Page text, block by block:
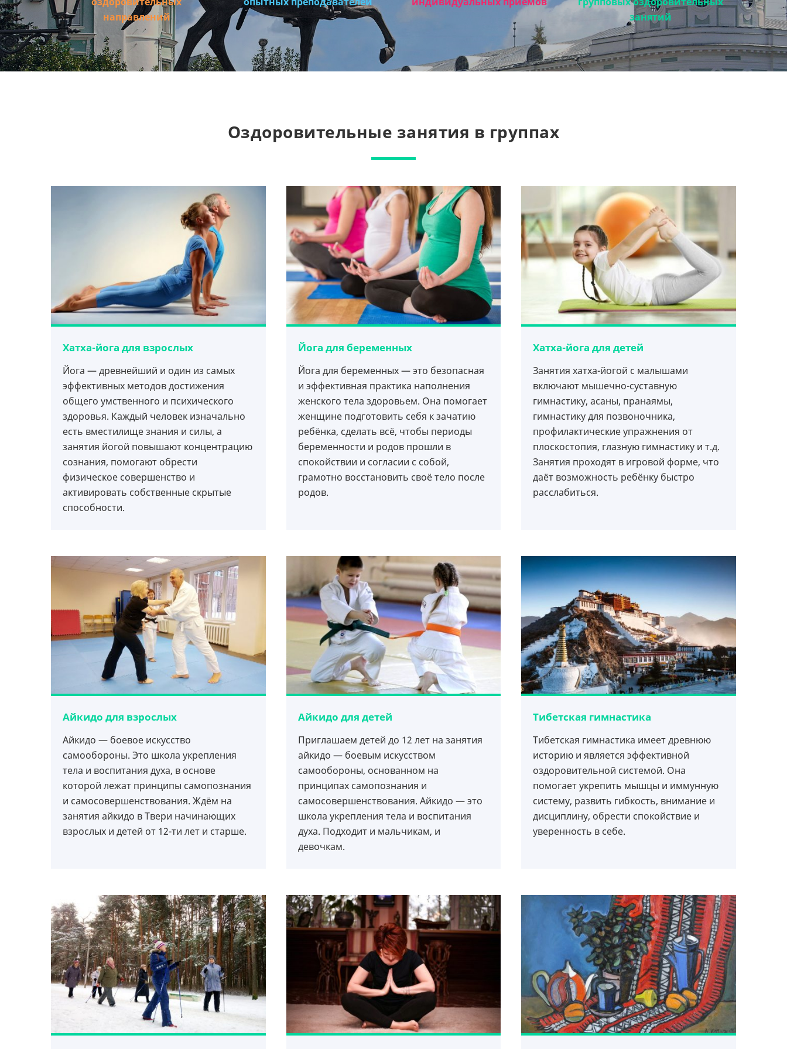
направлений
занятий
Оздоровительные занятия в группах
Хатха-йога для взрослых
Йога — древнейший и один из самых
эффективных методов достижения
общего умственного и психического
здоровья. Каждый человек изначально
есть вместилище знания и силы, а
занятия йогой повышают концентрацию
сознания, помогают обрести
физическое совершенство и
активировать собственные скрытые
способности.
Йога для беременных
Йога для беременных — это безопасная
и эффективная практика наполнения
женского тела здоровьем. Она помогает
женщине подготовить себя к зачатию
ребёнка, сделать всё, чтобы периоды
беременности и родов прошли в
спокойствии и согласии с собой,
грамотно восстановить своё тело после
родов.
Хатха-йога для детей
Занятия хатха-йогой с малышами
включают мышечно-суставную
гимнастику, асаны, пранаямы,
гимнастику для позвоночника,
профилактические упражнения от
плоскостопия, глазную гимнастику и т.д.
Занятия проходят в игровой форме, что
даёт возможность ребёнку быстро
расслабиться.
Айкидо для взрослых
Айкидо — боевое искусство
самообороны. Это школа укрепления
тела и воспитания духа, в основе
которой лежат принципы самопознания
и самосовершенствования. Ждём на
занятия айкидо в Твери начинающих
взрослых и детей от 12-ти лет и старше.
Айкидо для детей
Приглашаем детей до 12 лет на занятия
айкидо — боевым искусством
самообороны, основанном на
принципах самопознания и
самосовершенствования. Айкидо — это
школа укрепления тела и воспитания
духа. Подходит и мальчикам, и
девочкам.
Тибетская гимнастика
Тибетская гимнастика имеет древнюю
историю и является эффективной
оздоровительной системой. Она
помогает укрепить мышцы и иммунную
систему, развить гибкость, внимание и
дисциплину, обрести спокойствие и
уверенность в себе.